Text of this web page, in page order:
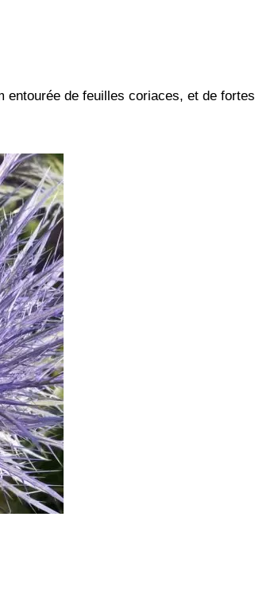
entourée de feuilles coriaces, et de fortes